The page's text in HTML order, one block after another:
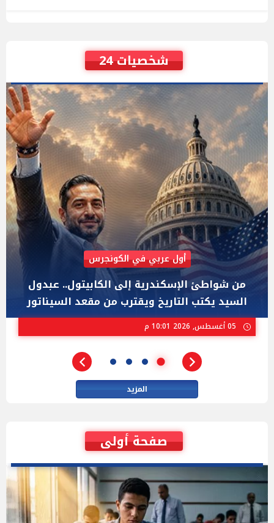
شخصيات 24
AIPAC رصدت 30 مليون دولار لإضعافه
"عبد الرحمن السيد" المصري الذى يواجه "هايلي
ستيفنز" وإيباك الاسرائيلية بإنتخابات ميشيجان
المزيد
صفحة أولى